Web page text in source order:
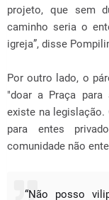
projeto, que sem
caminho seria o
igreja”, disse
Por outro lado, o
"doar a Praça
existe na legislação.
para entes
comunidade não
“Não posso